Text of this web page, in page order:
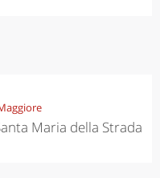
Maria della Strada